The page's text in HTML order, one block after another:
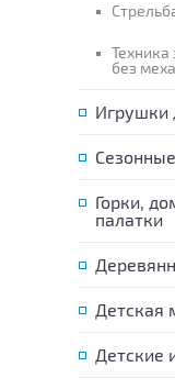
Техника
без
Игрушки
Горки,
палатки
Детская
Детские
радиоуправлении Rover